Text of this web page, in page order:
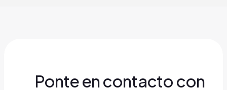
Ponte en contacto con